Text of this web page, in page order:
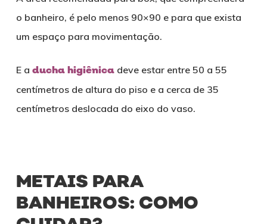
o banheiro, é pelo menos 90×90 e para que exista
um espaço para movimentação.
E a ducha higiênicadeve estar entre 50 a 55
centímetros de altura do piso e a cerca de 35
centímetros deslocada do eixo do vaso.
METAIS PARA
BANHEIROS: COMO